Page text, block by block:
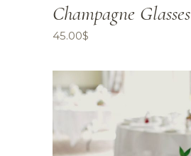
Champagne Glasses
45.00$